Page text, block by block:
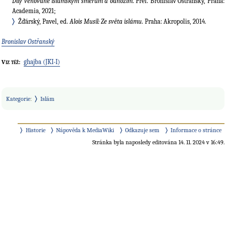
Academia, 2021;
Žďárský, Pavel, ed.Alois Musil: Ze světa islámu. Praha: Akropolis, 2014.
Bronislav Ostřanský
Viz též: ghajba (JKI-I)
Kategorie: Islám
Historie Nápověda k MediaWiki Odkazuje sem
Informace o stránce
Stránka byla naposledy editována 14. 11. 2024 v 16:49.